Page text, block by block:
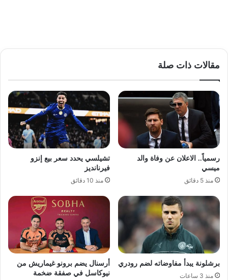
مقالات ذات صلة
رسمياً.. الاعلان عن وفاة والد
ميسي
منذ 5 دقائق
تشيلسي يحدد سعر بيع إنزو
فيرنانديز
منذ 10 دقائق
برشلونة يبدأ مفاوضاته لضم رودري
منذ 3 ساعات
أرسنال يضم برونو غيماريش من
نيوكاسل في صفقة ضخمة